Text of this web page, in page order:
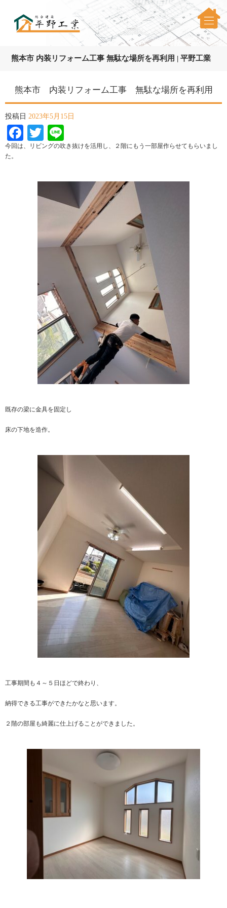
熊本市 内装リフォーム工事 無駄な場所を再利用 | 平野工業
熊本市 内装リフォーム工事 無駄な場所を再利用
投稿日 2023年5月15日
Facebook
Twitter
今回は、リビングの吹き抜けを活用し、２階にもう一部屋作らせてもらいまし
た。
既存の梁に金具を固定し
床の下地を造作。
工事期間も４～５日ほどで終わり、
納得できる工事ができたかなと思います。
２階の部屋も綺麗に仕上げることができました。